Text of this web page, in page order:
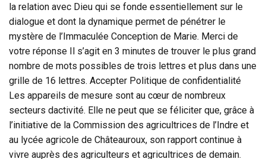
la relation avec Dieu qui se fonde essentiellement sur le
dialogue et dont la dynamique permet de pénétrer le
mystère de l’Immaculée Conception de Marie. Merci de
votre réponse Il s’agit en 3 minutes de trouver le plus grand
nombre de mots possibles de trois lettres et plus dans une
grille de 16 lettres. Accepter Politique de confidentialité
Les appareils de mesure sont au cœur de nombreux
secteurs dactivité. Elle ne peut que se féliciter que, grâce à
l’initiative de la Commission des agricultrices de l’Indre et
au lycée agricole de Châteauroux, son rapport continue à
vivre auprès des agriculteurs et agricultrices de demain.